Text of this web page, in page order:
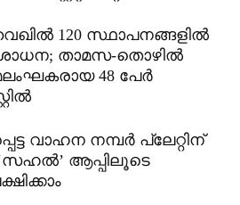
120 സ്ഥാപനങ്ങളിൽ
താമസ-തൊഴിൽ
48 പേർ
വാഹന നമ്പർ പ്ലേറ്റിന്
ആപ്പിലൂടെ